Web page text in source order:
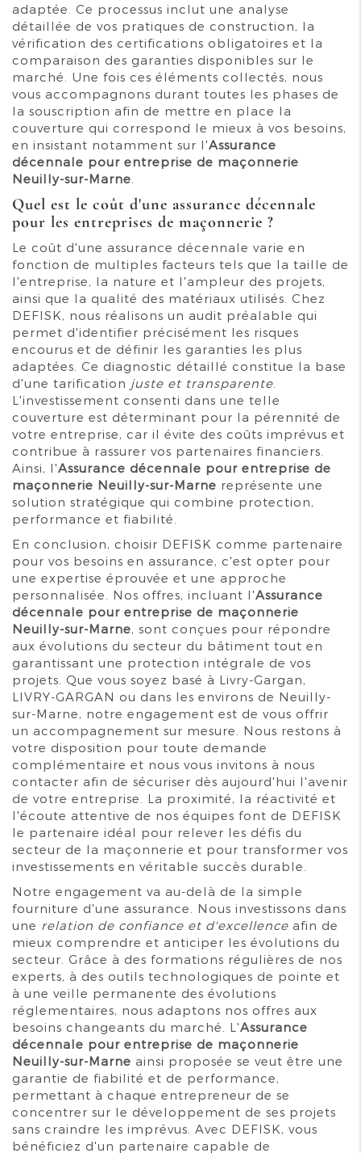
adaptée. Ce processus inclut une analyse
détaillée de vos pratiques de construction, la
vérification des certifications obligatoires et la
comparaison des garanties disponibles sur le
marché. Une fois ces éléments collectés, nous
vous accompagnons durant toutes les phases de
la souscription afin de mettre en place la
couverture qui correspond le mieux à vos besoins,
en insistant notamment sur l'Assurance
décennale pour entreprise de maçonnerie
Neuilly-sur-Marne
Quel est le coût d'une assurance décennale
pour les entreprises de maçonnerie ?
Le coût d'une assurance décennale varie en
fonction de multiples facteurs tels que la taille de
l'entreprise, la nature et l'ampleur des projets,
ainsi que la qualité des matériaux utilisés. Chez
DEFISK, nous réalisons un audit préalable qui
permet d'identifier précisément les risques
encourus et de définir les garanties les plus
adaptées. Ce diagnostic détaillé constitue la base
d'une tarification juste et transparente
L'investissement consenti dans une telle
couverture est déterminant pour la pérennité de
votre entreprise, car il évite des coûts imprévus et
contribue à rassurer vos partenaires financiers.
Ainsi, l'Assurance décennale pour entreprise de
maçonnerie Neuilly-sur-Marne représente une
solution stratégique qui combine protection,
performance et fiabilité.
En conclusion, choisir DEFISK comme partenaire
pour vos besoins en assurance, c'est opter pour
une expertise éprouvée et une approche
personnalisée. Nos offres, incluant l'Assurance
décennale pour entreprise de maçonnerie
Neuilly-sur-Marne, sont conçues pour répondre
aux évolutions du secteur du bâtiment tout en
garantissant une protection intégrale de vos
projets. Que vous soyez basé à Livry-Gargan,
LIVRY-GARGAN ou dans les environs de Neuilly-
sur-Marne, notre engagement est de vous offrir
un accompagnement sur mesure. Nous restons à
votre disposition pour toute demande
complémentaire et nous vous invitons à nous
contacter afin de sécuriser dès aujourd'hui l'avenir
de votre entreprise. La proximité, la réactivité et
l'écoute attentive de nos équipes font de DEFISK
le partenaire idéal pour relever les défis du
secteur de la maçonnerie et pour transformer vos
investissements en véritable succès durable.
Notre engagement va au-delà de la simple
fourniture d'une assurance. Nous investissons dans
une relation de confiance et d'excellence afin de
mieux comprendre et anticiper les évolutions du
secteur. Grâce à des formations régulières de nos
experts, à des outils technologiques de pointe et
à une veille permanente des évolutions
réglementaires, nous adaptons nos offres aux
besoins changeants du marché. L'Assurance
décennale pour entreprise de maçonnerie
Neuilly-sur-Marne ainsi proposée se veut être une
garantie de fiabilité et de performance,
permettant à chaque entrepreneur de se
concentrer sur le développement de ses projets
sans craindre les imprévus. Avec DEFISK, vous
bénéficiez d'un partenaire capable de